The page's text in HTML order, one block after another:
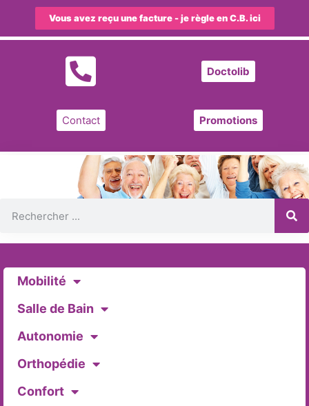
Vous avez reçu une facture - je règle en C.B. ici
Doctolib
Contact Promotions
Mobilité
Salle de Bain
Autonomie
Orthopédie
Confort